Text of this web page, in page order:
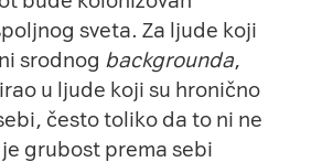
sveta. Za ljude koji
srodnog backgrounda,
u ljude koji su hronično
često toliko da to ni ne
grubost prema sebi